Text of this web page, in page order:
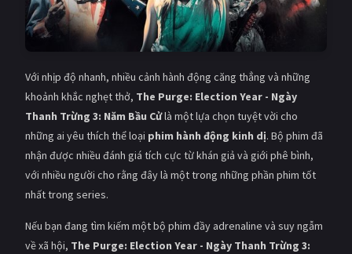
Với nhịp độ nhanh, nhiều cảnh hành động căng thẳng và những
khoảnh khắc nghẹt thở, The Purge: Election Year - Ngày
Thanh Trừng 3: Năm Bầu Cửlà một lựa chọn tuyệt vời cho
những ai yêu thích thể loại phim hành động kinh dị. Bộ phim đã
nhận được nhiều đánh giá tích cực từ khán giả và giới phê bình,
với nhiều người cho rằng đây là một trong những phần phim tốt
nhất trong series.
Nếu bạn đang tìm kiếm một bộ phim đầy adrenaline và suy ngẫm
về xã hội, The Purge: Election Year - Ngày Thanh Trừng 3: